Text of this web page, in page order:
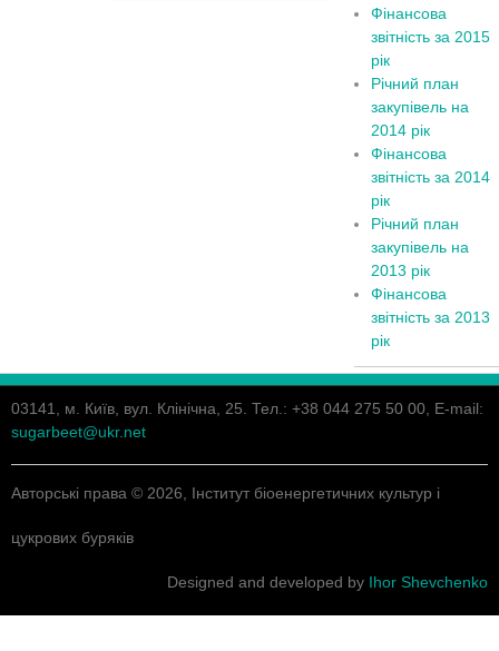
Фінансова
звітність за 2015
рік
Річний план
закупівель на
2014 рік
Фінансова
звітність за 2014
рік
Річний план
закупівель на
2013 рік
Фінансова
звітність за 2013
рік
03141, м. Київ, вул. Клінічна, 25. Тел.: +38 044 275 50 00, E-mail:
sugarbeet@ukr.net
Авторські права © 2026, Інститут біоенергетичних культур і
цукрових буряків
Designed and developed by Ihor Shevchenko